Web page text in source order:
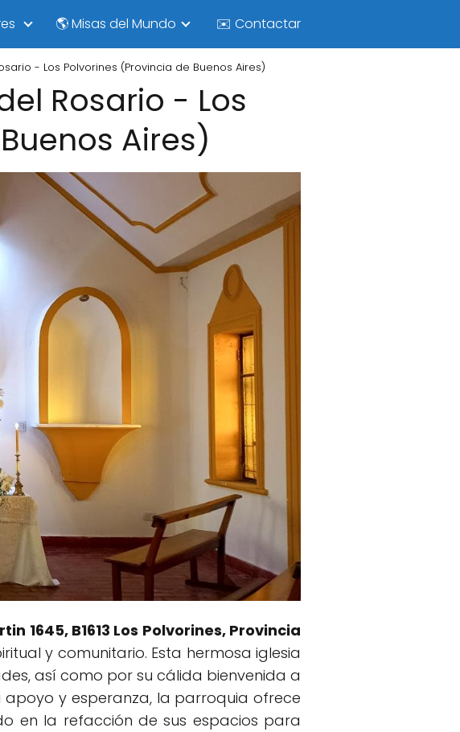
🌎 Misas del Mundo ✉️ Contactar
- Los Polvorines (Provincia de Buenos Aires)
Rosario - Los
Aires)
1645, B1613 Los Polvorines, Provincia
y comunitario. Esta hermosa iglesia
así como por su cálida bienvenida a
y esperanza, la parroquia ofrece
en la refacción de sus espacios para